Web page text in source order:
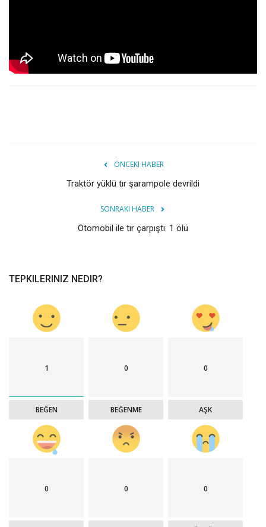
ÖNCEKI HABER
Traktör yüklü tır şarampole devrildi
SONRAKI HABER
Otomobil ile tır çarpıştı: 1 ölü
TEPKILERINIZ NEDIR?
1
BEĞEN
0
BEĞENME
0
AŞK
0 0 0